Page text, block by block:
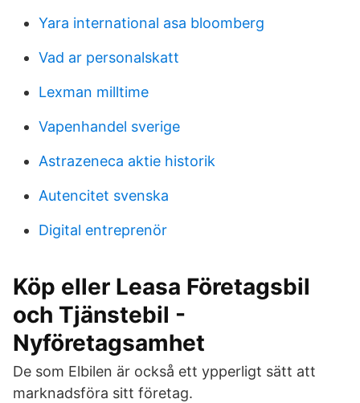
Yara international asa bloomberg
Vad ar personalskatt
Lexman milltime
Vapenhandel sverige
Astrazeneca aktie historik
Autencitet svenska
Digital entreprenör
Köp eller Leasa Företagsbil
och Tjänstebil -
Nyföretagsamhet
De som Elbilen är också ett ypperligt sätt att
marknadsföra sitt företag.